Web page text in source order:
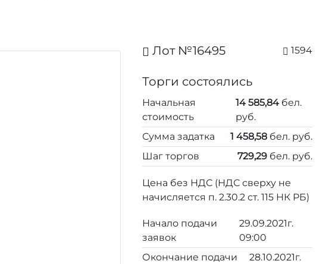
Лот №16495 1594
Торги состоялись
Начальная
стоимость
14 585,84бел.
руб.
Сумма задатка
1 458,58 бел. руб.
Шаг торгов
729,29 бел. руб.
Цена без НДС (НДС сверху не
начисляется п. 2.30.2 ст. 115 НК РБ)
Начало подачи
заявок
29.09.2021г.
09:00
Окончание подачи
28.10.2021г.